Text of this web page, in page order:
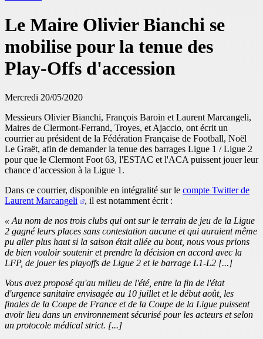
Le Maire Olivier Bianchi se
mobilise pour la tenue des
Play-Offs d'accession
Mercredi 20/05/2020
Messieurs Olivier Bianchi, François Baroin et Laurent Marcangeli,
Maires de Clermont-Ferrand, Troyes, et Ajaccio, ont écrit un
courrier au président de la Fédération Française de Football, Noël
Le Graët, afin de demander la tenue des barrages Ligue 1 / Ligue 2
pour que le Clermont Foot 63, l'ESTAC et l'ACA puissent jouer leur
chance d’accession à la Ligue 1.
Dans ce courrier, disponible en intégralité sur le compte Twitter de
Laurent Marcangeli
, il est notamment écrit :
« Au nom de nos trois clubs qui ont sur le terrain de jeu de la Ligue
2 gagné leurs places sans contestation aucune et qui auraient même
pu aller plus haut si la saison était allée au bout, nous vous prions
de bien vouloir soutenir et prendre la décision en accord avec la
LFP, de jouer les playoffs de Ligue 2 et le barrage L1-L2 [...]
Vous avez proposé qu'au milieu de l'été, entre la fin de l'état
d'urgence sanitaire envisagée au 10 juillet et le début août, les
finales de la Coupe de France et de la Coupe de la Ligue puissent
avoir lieu dans un environnement sécurisé pour les acteurs et selon
un protocole médical strict. [...]